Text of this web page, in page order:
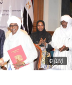
© (DR)